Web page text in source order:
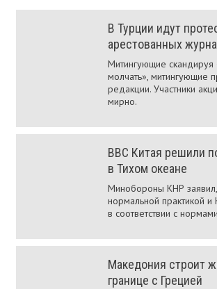
В Турции идут
арестованных
Митингующие скандируя
молчать»,
редакции. Участники
мирно.
ВВС Китая решили
в Тихом океане
Минобороны КНР
нормальной практикой
в соответствии с
Македония строит
границе с Грецией